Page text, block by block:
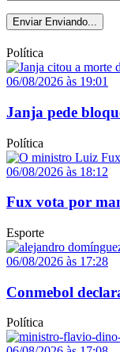
Enviar Enviando...
Política
06/08/2026 às 19:01
Janja pede
Política
06/08/2026 às 18:12
Fux vota por
Esporte
06/08/2026 às 17:28
Conmebol
Política